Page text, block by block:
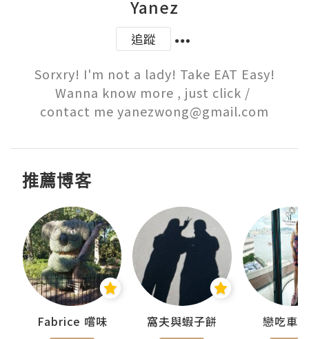
Yanez
追蹤
Sorxry! I'm not a lady! Take EAT Easy!
Wanna know more , just click /
contact me yanezwong@gmail.com
推薦博客
Fabrice 嚐味 窩夫與蝦子餅 戀吃車